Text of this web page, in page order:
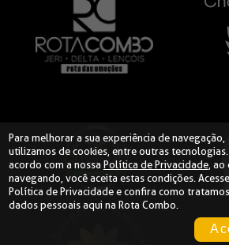
Para melhorar a sua experiência de navegação,
utilizamos de cookies, entre outras tecnologias.
acordo com a nossa Política de Privacidade, ao
navegando, você aceita estas condições.
Política de Privacidadee confira como
dados pessoais aqui na Rota Combo.